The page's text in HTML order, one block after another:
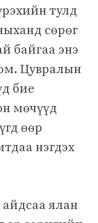
тулд
сөрөг
байгаа энэ
Цувралын
бие
мөчүүд
өөр
нэгдэх
ялан